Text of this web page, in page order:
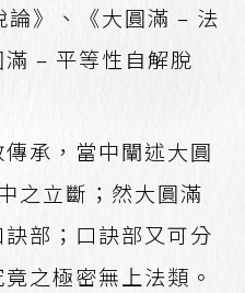
論》、《大圓滿 – 法
– 平等性自解脫
承，當中闡述大圓
之立斷；然大圓滿
部；口訣部又可分
之極密無上法類。